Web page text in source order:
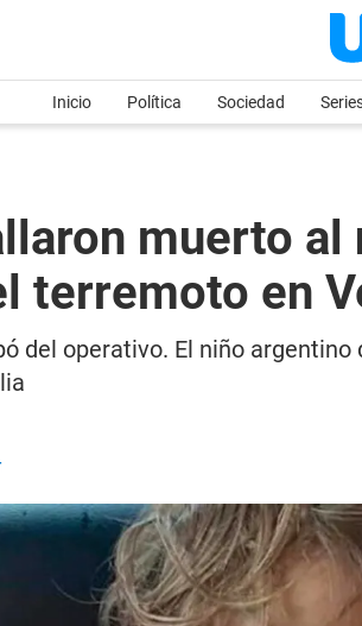
Inicio Política Sociedad
muerto
terremoto en
del operativo. El niño